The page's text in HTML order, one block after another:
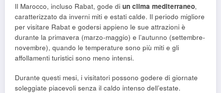
Il Marocco, incluso Rabat, gode di un clima mediterraneo,
caratterizzato da inverni miti e estati calde. Il periodo migliore
per visitare Rabat e godersi appieno le sue attrazioni è
durante la primavera (marzo-maggio) e l’autunno (settembre-
novembre), quando le temperature sono più miti e gli
affollamenti turistici sono meno intensi.
Durante questi mesi, i visitatori possono godere di giornate
soleggiate piacevoli senza il caldo intenso dell’estate.